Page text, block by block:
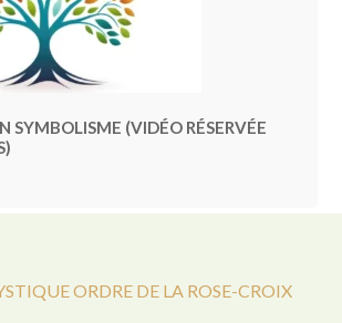
SYMBOLISME (VIDÉO RÉSERVÉE
ORDRE DE LA ROSE-CROIX